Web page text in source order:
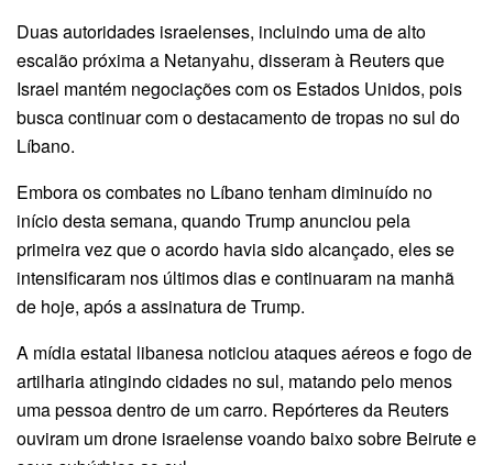
Duas autoridades israelenses, incluindo uma de alto
escalão próxima a Netanyahu, disseram à Reuters que
Israel mantém negociações com os Estados Unidos, pois
busca continuar com o destacamento de tropas no sul do
Líbano.
Embora os combates no Líbano tenham diminuído no
início desta semana, quando Trump anunciou pela
primeira vez que o acordo havia sido alcançado, eles se
intensificaram nos últimos dias e continuaram na manhã
de hoje, após a assinatura de Trump.
A mídia estatal libanesa noticiou ataques aéreos e fogo de
artilharia atingindo cidades no sul, matando pelo menos
uma pessoa dentro de um carro. Repórteres da Reuters
ouviram um drone israelense voando baixo sobre Beirute e